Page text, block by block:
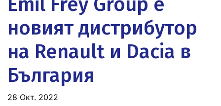
новият дистрибутор
на Renault и Dacia в
България
28 Окт. 2022